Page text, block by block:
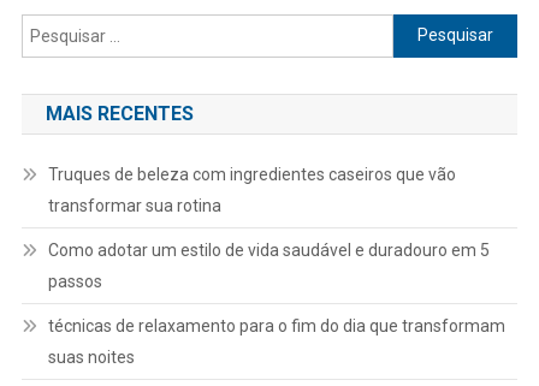
Pesquisar
por:
MAIS RECENTES
Truques de beleza com ingredientes caseiros que vão
transformar sua rotina
Como adotar um estilo de vida saudável e duradouro em 5
passos
técnicas de relaxamento para o fim do dia que transformam
suas noites